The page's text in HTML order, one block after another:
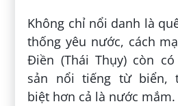
Không chỉ nổi danh là
thống yêu nước, cách
Điền (Thái Thụy) còn
sản nổi tiếng từ biển,
biệt hơn cả là nước mắm.